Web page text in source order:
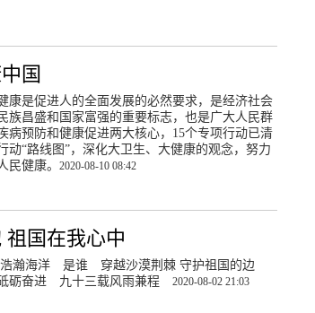
国
康是促进人的全面发展的必然要求，是经济社会
族昌盛和国家富强的重要标志，也是广大人民群
病预防和健康促进两大核心，15个专项行动已清
动“路线图”，深化大卫生、大健康的观念，努力
民健康。2020-08-10 08:42
祖国在我心中
浩瀚海洋 是谁 穿越沙漠荆棘 守护祖国的边
砺奋进 九十三载风雨兼程2020-08-02 21:03